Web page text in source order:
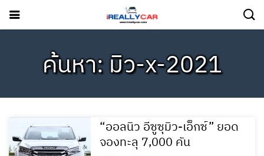
ค้นหา: มิว-x-2021
“ออลนิว อีซูซุมิว-เอ็กซ์” ยอด
จองทะลุ 7,000 คัน